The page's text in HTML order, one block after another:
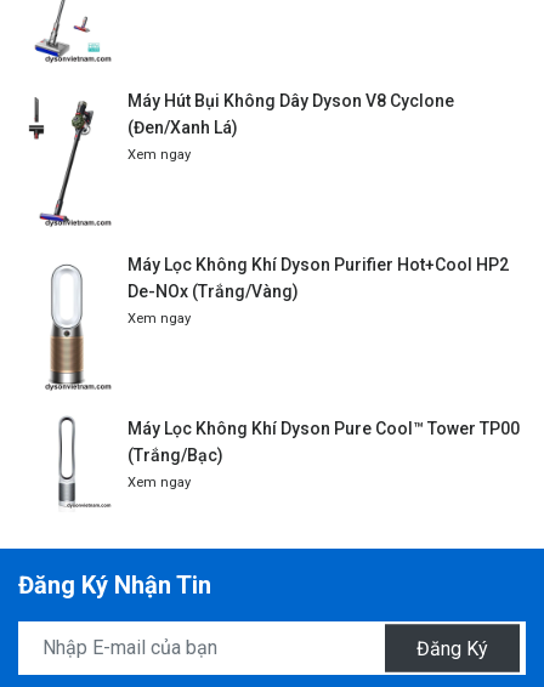
Máy Hút Bụi Không Dây Dyson V8 Cyclone
(Đen/Xanh Lá)
Xem ngay
Máy Lọc Không Khí Dyson Purifier Hot+Cool HP2
De-NOx (Trắng/Vàng)
Xem ngay
Máy Lọc Không Khí Dyson Pure Cool™ Tower TP00
(Trắng/Bạc)
Xem ngay
Đăng Ký Nhận Tin
Đăng Ký